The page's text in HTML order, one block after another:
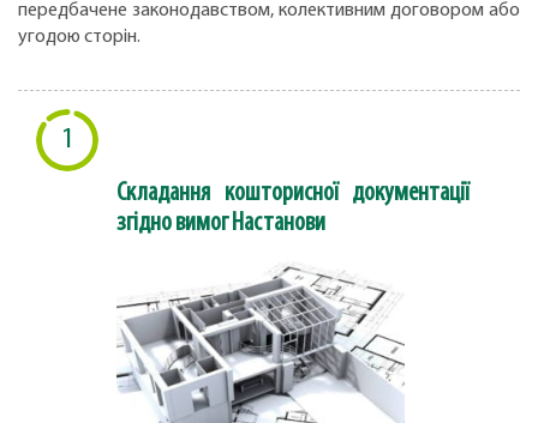
передбачене законодавством, колективним договором або
угодою сторін.
1
Складання кошторисної документації
згідно вимог Настанови